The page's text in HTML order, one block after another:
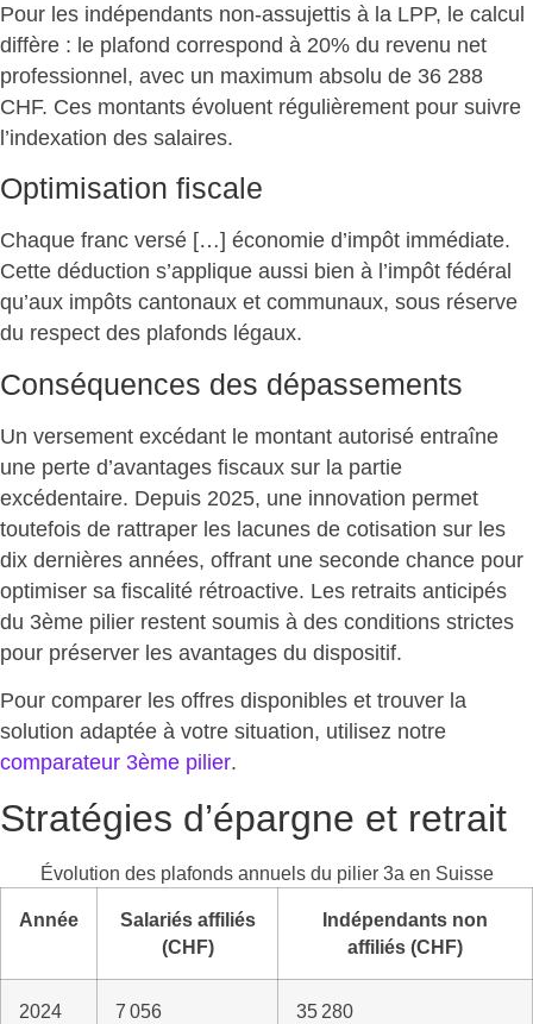
Pour les indépendants non-assujettis à la LPP, le calcul
diffère : le plafond correspond à 20% du revenu net
professionnel, avec un maximum absolu de 36 288
CHF. Ces montants évoluent régulièrement pour suivre
l’indexation des salaires.
Optimisation fiscale
Chaque franc versé […] économie d’impôt immédiate.
Cette déduction s’applique aussi bien à l’impôt fédéral
qu’aux impôts cantonaux et communaux, sous réserve
du respect des plafonds légaux.
Conséquences des dépassements
Un versement excédant le montant autorisé entraîne
une perte d’avantages fiscaux sur la partie
excédentaire. Depuis 2025, une innovation permet
toutefois de rattraper les lacunes de cotisation sur les
dix dernières années, offrant une seconde chance pour
optimiser sa fiscalité rétroactive. Les retraits anticipés
du 3ème pilier restent soumis à des conditions strictes
pour préserver les avantages du dispositif.
Pour comparer les offres disponibles et trouver la
solution adaptée à votre situation, utilisez notre
comparateur 3ème pilier.
Stratégies d’épargne et retrait
Évolution des plafonds annuels du pilier 3a en Suisse
Année
Salariés affiliés
(CHF)
Indépendants non
affiliés (CHF)
2024 7 056 35 280